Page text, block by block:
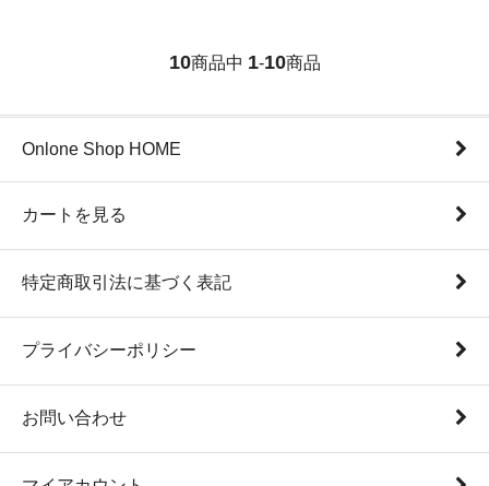
10商品中 1-10商品
Onlone Shop HOME
カートを見る
特定商取引法に基づく表記
プライバシーポリシー
お問い合わせ